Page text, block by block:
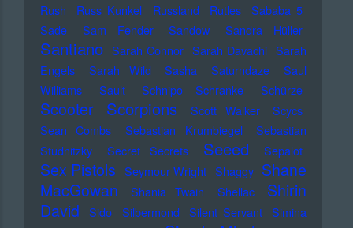
Rush
Russ Kunkel Russland Rutles
Sababa 5
Sade
Sam Fender Sandow Sandra Hüller
Santiano Sarah Connor Sarah Davachi Sarah
Engels
Sarah Wild Sasha Saturndaze
Saul
Williams
Sault Schnipo Schranke Schürze
Scooter Scorpions Scott Walker
Scycs
Sean Combs
Sebastian Krumbiegel
Sebastian
Studnitzky
Secret Secrets Seeed Sepalot
Sex Pistols Seymour Wright Shaggy Shane
MacGowan
Shania Twain Shellac
Shirin
David
Sido Silbermond Silent Servant Simina